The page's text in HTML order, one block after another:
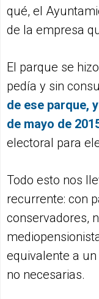
qué, el
de la empresa
El parque se
pedía y sin
de ese parque,
de mayo de
electoral para
Todo esto nos
recurrente: con
conservadores,
equivalente a
no necesarias.